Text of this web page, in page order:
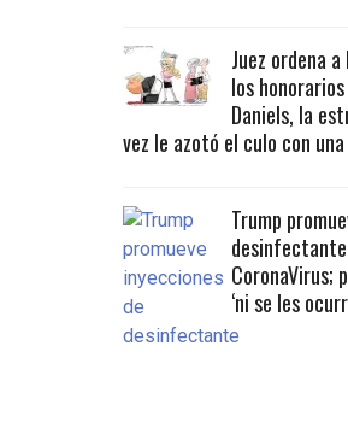
Juez ordena
los
Daniels, la
vez le azotó el culo con
Trump
CoronaVirus;
‘ni se les